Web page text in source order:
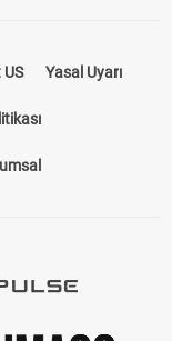
Yasal Uyarı